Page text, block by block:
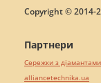
Copyright © 2014-
Партнери
Сережки з діамантами
alliancetechnika.ua